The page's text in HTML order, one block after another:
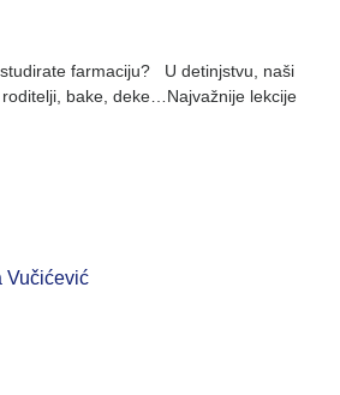
farmaciju? U detinjstvu, naši
bake, deke…Najvažnije lekcije